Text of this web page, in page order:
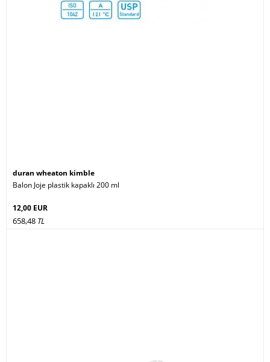
duran wheaton kimble
Balon Joje plastik kapaklı 200 ml
12,00 EUR
658,48 TL